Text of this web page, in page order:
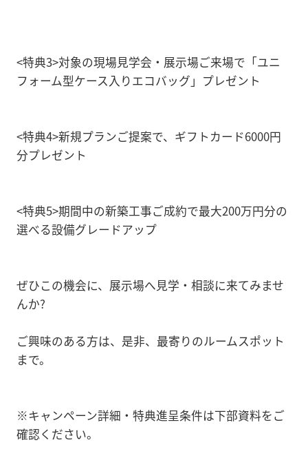
<特典3>対象の現場見学会・展示場ご来場で「ユニ
フォーム型ケース入りエコバッグ」プレゼント
<特典4>新規プランご提案で、ギフトカード6000円
分プレゼント
<特典5>期間中の新築工事ご成約で最大200万円分の
選べる設備グレードアップ
ぜひこの機会に、展示場へ見学・相談に来てみませ
んか?
ご興味のある方は、是非、最寄りのルームスポット
まで。
※キャンペーン詳細・特典進呈条件は下部資料をご
確認ください。